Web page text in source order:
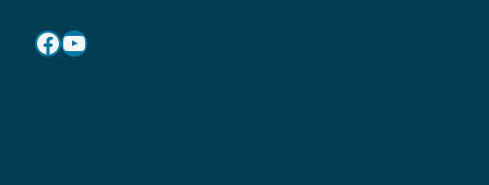
Facebook YouTube